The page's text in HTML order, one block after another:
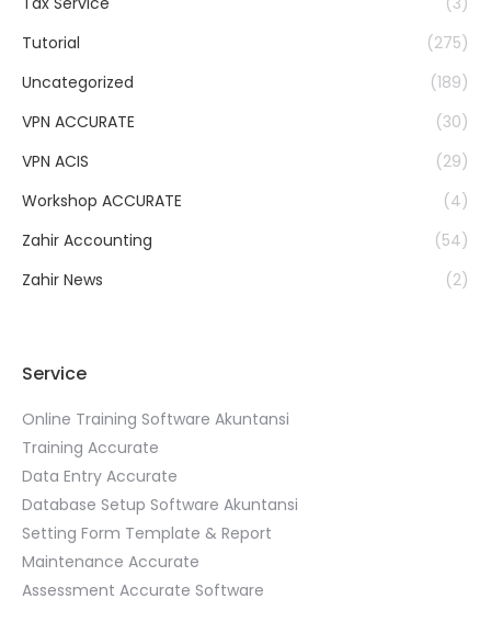
Tutorial
(275)
Uncategorized
(189)
VPN ACCURATE
(30)
VPN ACIS
(29)
Workshop ACCURATE
(4)
Zahir Accounting
(54)
Zahir News
(2)
Service
Online Training Software Akuntansi
Training Accurate
Data Entry Accurate
Database Setup Software Akuntansi
Setting Form Template & Report
Maintenance Accurate
Assessment Accurate Software